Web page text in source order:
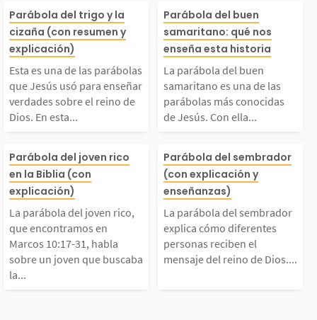
mostrar en la pr
nuestro amor p
Dios y por los dem
fruto, es una
que Jesús
ncontramos en
s...
es una de las par
que Jesús usó
enseñar verdade
sobre el reino de Di
En esta parábola,
enfatizó la realidad
que en este mund
Parábola del trigo y la
cizaña (con resumen y
explicación)
Esta es una de las parábolas
que Jesús usó para enseñar
verdades sobre el reino de
Dios. En esta...
La parábola
samaritano es
las parábolas
ocidas de
ella
portancia de
corazón tan
mor y...
Parábola del buen
samaritano: qué nos
enseña esta historia
La parábola del buen
samaritano es una de las
parábolas más conocidas
de Jesús. Con ella...
parábola del joven
que encontramos
Marcos 10:17-31,
sobre un joven
Parábola del joven rico
en la Biblia (con
explicación)
La parábola del joven rico,
que encontramos en
Marcos 10:17-31, habla
sobre un joven que buscaba
la...
La parábola
rador explica
ferentes
ben el
Parábola del sembrador
(con explicación y
enseñanzas)
La parábola del sembrador
explica cómo diferentes
personas reciben el
mensaje del reino de Dios....